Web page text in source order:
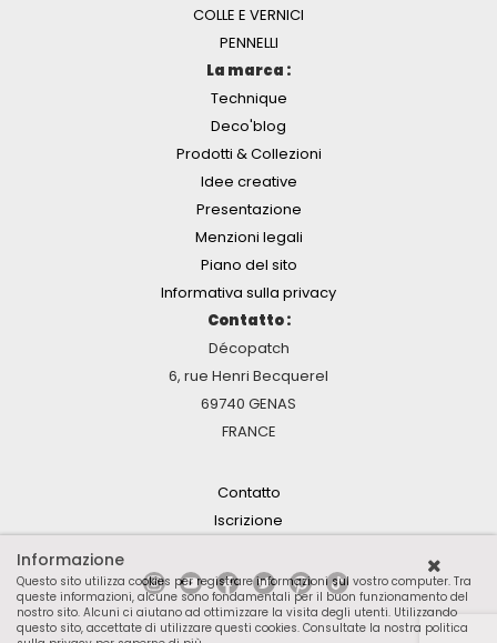
COLLE E VERNICI
PENNELLI
La marca :
Technique
Deco'blog
Prodotti & Collezioni
Idee creative
Presentazione
Menzioni legali
Piano del sito
Informativa sulla privacy
Contatto :
Décopatch
6, rue Henri Becquerel
69740 GENAS
FRANCE
Contatto
Iscrizione
Informazione
Questo sito utilizza cookies per registrare informazioni sul vostro computer. Tra
queste informazioni, alcune sono fondamentali per il buon funzionamento del
nostro sito. Alcuni ci aiutano ad ottimizzare la visita degli utenti. Utilizzando
questo sito, accettate di utilizzare questi cookies. Consultate la nostra politica